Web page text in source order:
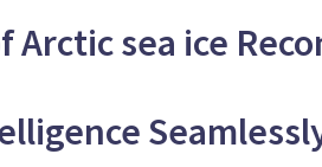
Arctic sea ice